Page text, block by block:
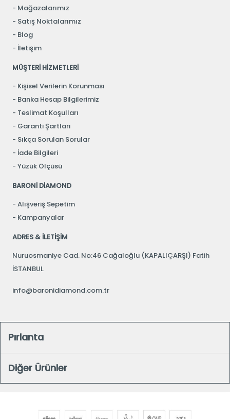
Mağazalarımız
Satış Noktalarımız
Blog
İletişim
MÜŞTERİ HİZMETLERİ
Kişisel Verilerin Korunması
Banka Hesap Bilgilerimiz
Teslimat Koşulları
Garanti Şartları
Sıkça Sorulan Sorular
İade Bilgileri
Yüzük Ölçüsü
BARONİ DİAMOND
Alışveriş Sepetim
Kampanyalar
ADRES & İLETİŞİM
Nuruosmaniye Cad. No:46 Cağaloğlu (KAPALIÇARŞI) Fatih
İSTANBUL
info@baronidiamond.com.tr
Pırlanta
Diğer Ürünler